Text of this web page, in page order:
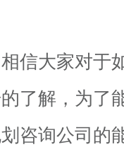
信大家对于
了解，为了
咨询公司的